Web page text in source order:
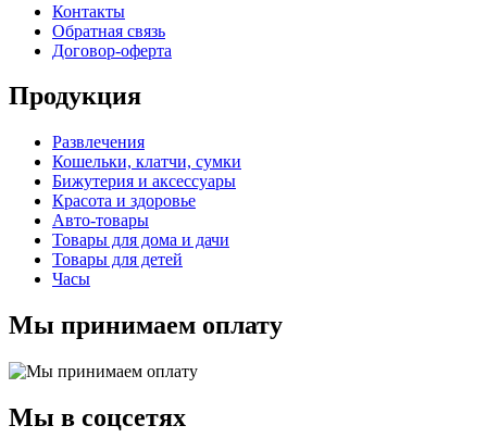
Контакты
Обратная связь
Договор-оферта
Продукция
Развлечения
Кошельки, клатчи, сумки
Бижутерия и аксессуары
Красота и здоровье
Авто-товары
Товары для дома и дачи
Товары для детей
Часы
Мы принимаем оплату
Мы в соцсетях